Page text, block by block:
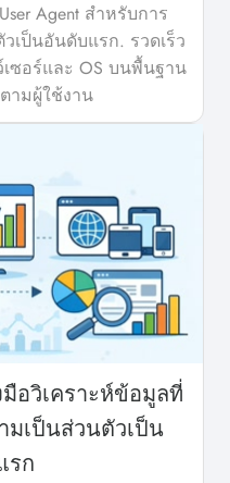
Agent สำหรับการ
เป็นอันดับแรก. รวดเร็ว
เซอร์และ OS บนพื้นฐาน
ามผู้ใช้งาน
มือวิเคราะห์ข้อมูลที่
เป็นส่วนตัวเป็น
รก